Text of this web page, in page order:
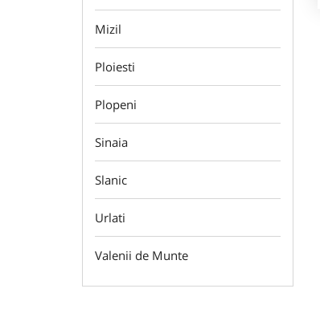
Mizil
Ploiesti
Plopeni
Sinaia
Slanic
Urlati
Valenii de Munte